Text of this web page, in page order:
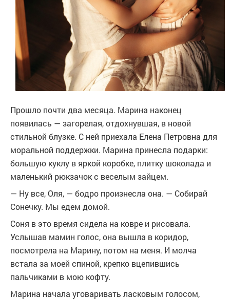
Прошло почти два месяца. Марина наконец
появилась — загорелая, отдохнувшая, в новой
стильной блузке. С ней приехала Елена Петровна для
моральной поддержки. Марина принесла подарки:
большую куклу в яркой коробке, плитку шоколада и
маленький рюкзачок с веселым зайцем.
— Ну все, Оля, — бодро произнесла она. — Собирай
Сонечку. Мы едем домой.
Соня в это время сидела на ковре и рисовала.
Услышав мамин голос, она вышла в коридор,
посмотрела на Марину, потом на меня. И молча
встала за моей спиной, крепко вцепившись
пальчиками в мою кофту.
Марина начала уговаривать ласковым голосом,